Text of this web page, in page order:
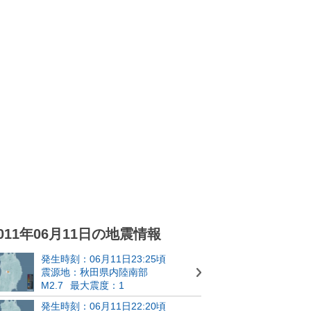
年06月11日の地震情報
発生時刻：06月11日23:25頃
震源地：秋田県内陸南部
M2.7
最大震度：1
発生時刻：06月11日22:20頃